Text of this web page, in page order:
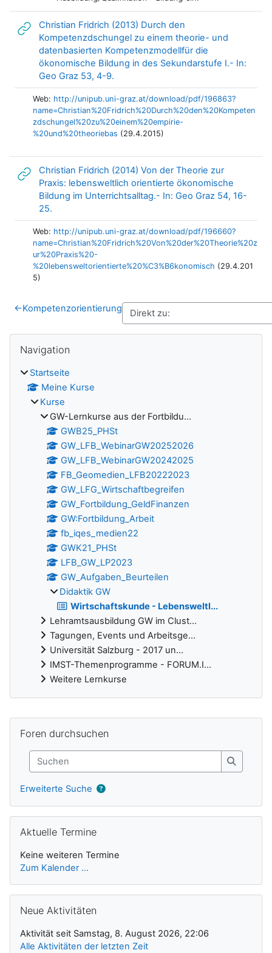
Christian Fridrich (2013) Durch den
Kompetenzdschungel zu einem theorie- und
datenbasierten Kompetenzmodellfür die
ökonomische Bildung in des Sekundarstufe I.- In:
Geo Graz 53, 4-9.
Web: http://unipub.uni-graz.at/download/pdf/196863?
name=Christian%20Fridrich%20Durch%20den%20Kompeten
zdschungel%20zu%20einem%20empirie-
%20und%20theoriebas (29.4.2015)
Christian Fridrich (2014) Von der Theorie zur
Praxis: lebensweltlich orientierte ökonomische
Bildung im Unterrichtsalltag.- In: Geo Graz 54, 16-
25.
Web: http://unipub.uni-graz.at/download/pdf/196660?
name=Christian%20Fridrich%20Von%20der%20Theorie%20z
ur%20Praxis%20-
%20lebensweltorientierte%20%C3%B6konomisch (29.4.201
5)
←Kompetenzorientierung
Navigation
Startseite
Meine Kurse
Kurse
GW-Lernkurse aus der Fortbildu...
GWB25_PHSt
GW_LFB_WebinarGW20252026
GW_LFB_WebinarGW20242025
FB_Geomedien_LFB20222023
GW_LFG_Wirtschaftbegreifen
GW_Fortbildung_GeldFinanzen
GW:Fortbildung_Arbeit
fb_iqes_medien22
GWK21_PHSt
LFB_GW_LP2023
GW_Aufgaben_Beurteilen
Didaktik GW
Wirtschaftskunde - Lebensweltl...
Lehramtsausbildung GW im Clust...
Tagungen, Events und Arbeitsge...
Universität Salzburg - 2017 un...
IMST-Themenprogramme - FORUM.I...
Weitere Lernkurse
Foren durchsuchen
Suchen
Suchen
Erweiterte Suche
Aktuelle Termine
Keine weiteren Termine
Zum Kalender ...
Neue Aktivitäten
Aktivität seit Samstag, 8. August 2026, 22:06
Alle Aktivitäten der letzten Zeit